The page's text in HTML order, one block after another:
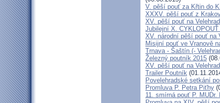
V. pěší pouť za Křtin do
XXXV. pěší pouť z
XV. pěší pouť na
Jubilejní X.
XV. národní pěší pouť na
Misijní pouť ve Vranově
Trnava - Šaštín (-
Železný poutník 2015
XV. pěší pouť na
Trailer Poutník
Povelehradské setkání
Promluva P. Petra Piťhy
11. smírná pouť P.